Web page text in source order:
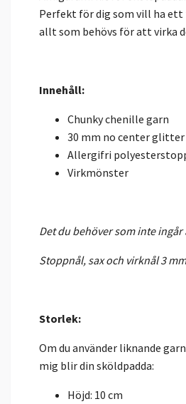
Perfekt för dig som vill ha
allt som behövs för att virka
Innehåll:
Chunky chenille garn
30 mm no center glitter
Allergifri
Virkmönster
Det du behöver som inte ingår
Stoppnål, sax och virknål 3
Storlek:
Om du använder liknande
mig blir din sköldpadda:
Höjd: 10 cm